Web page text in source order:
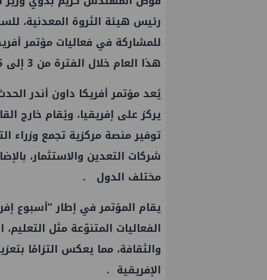
رئيس هيئة الثروة المعدنية،
هذا العام خلال الفترة من 3 إلى 5 سبتمبر 2025 في فندق بان باسيفيك، بيرث .
يُعد مؤتمر أفريكا داون أندر
يركز على إفريقيا، ويُقام خارج
توفير منصة مركزية تجمع وزراء
شركات التعدين والاستثمار،
مختلف الدول .
يقام المؤتمر في إطار “أسبوع
الفعاليات المتنوّعة مثل التعليم،
والثقافة، مما يعكس التزامًا
الإفريقية .